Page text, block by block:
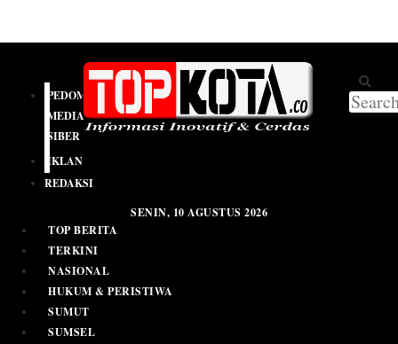
PEDOMAN
MEDIA
SIBER
IKLAN
REDAKSI
SENIN, 10 AGUSTUS 2026
TOP BERITA
TERKINI
NASIONAL
HUKUM & PERISTIWA
SUMUT
SUMSEL